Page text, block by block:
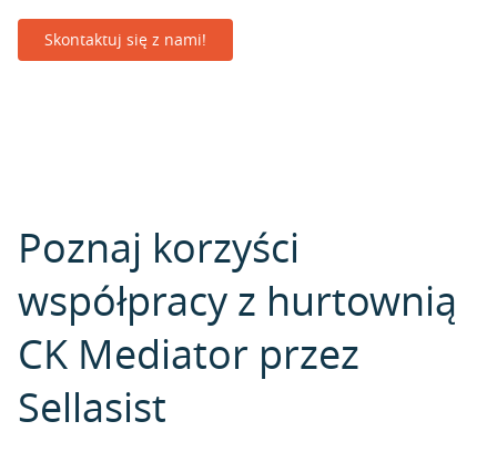
Skontaktuj się z nami!
Poznaj korzyści
współpracy z hurtownią
CK Mediator przez
Sellasist